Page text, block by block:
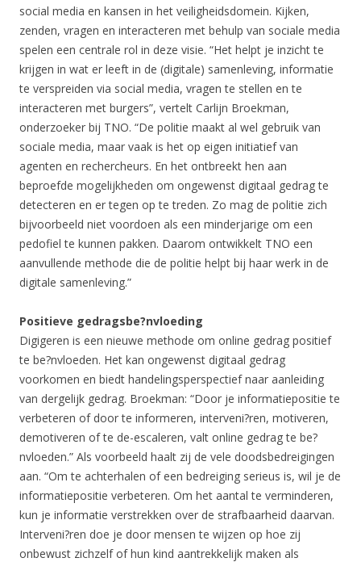
social media en kansen in het veiligheidsdomein. Kijken,
zenden, vragen en interacteren met behulp van sociale media
spelen een centrale rol in deze visie. “Het helpt je inzicht te
krijgen in wat er leeft in de (digitale) samenleving, informatie
te verspreiden via social media, vragen te stellen en te
interacteren met burgers”, vertelt Carlijn Broekman,
onderzoeker bij TNO. “De politie maakt al wel gebruik van
sociale media, maar vaak is het op eigen initiatief van
agenten en rechercheurs. En het ontbreekt hen aan
beproefde mogelijkheden om ongewenst digitaal gedrag te
detecteren en er tegen op te treden. Zo mag de politie zich
bijvoorbeeld niet voordoen als een minderjarige om een
pedofiel te kunnen pakken. Daarom ontwikkelt TNO een
aanvullende methode die de politie helpt bij haar werk in de
digitale samenleving.”
Positieve gedragsbe?nvloeding
Digigeren is een nieuwe methode om online gedrag positief
te be?nvloeden. Het kan ongewenst digitaal gedrag
voorkomen en biedt handelingsperspectief naar aanleiding
van dergelijk gedrag. Broekman: “Door je informatiepositie te
verbeteren of door te informeren, interveni?ren, motiveren,
demotiveren of te de-escaleren, valt online gedrag te be?
nvloeden.” Als voorbeeld haalt zij de vele doodsbedreigingen
aan. “Om te achterhalen of een bedreiging serieus is, wil je de
informatiepositie verbeteren. Om het aantal te verminderen,
kun je informatie verstrekken over de strafbaarheid daarvan.
Interveni?ren doe je door mensen te wijzen op hoe zij
onbewust zichzelf of hun kind aantrekkelijk maken als